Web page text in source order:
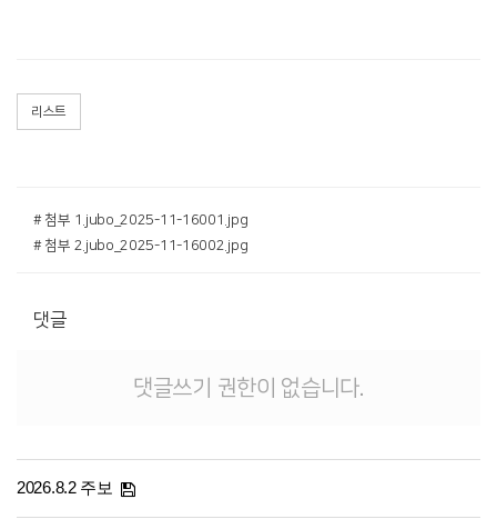
리스트
# 첨부 1.jubo_2025-11-16001.jpg
# 첨부 2.jubo_2025-11-16002.jpg
댓글
댓글쓰기 권한이 없습니다.
2026.8.2 주보